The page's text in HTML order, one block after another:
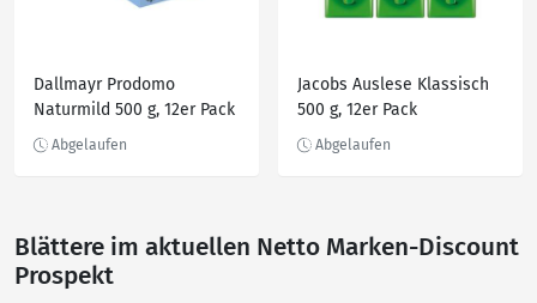
Dallmayr Prodomo
Naturmild 500 g, 12er Pack
Jacobs Auslese Klassisch
500 g, 12er Pack
Blättere im aktuellen Netto Marken-Discount
Prospekt